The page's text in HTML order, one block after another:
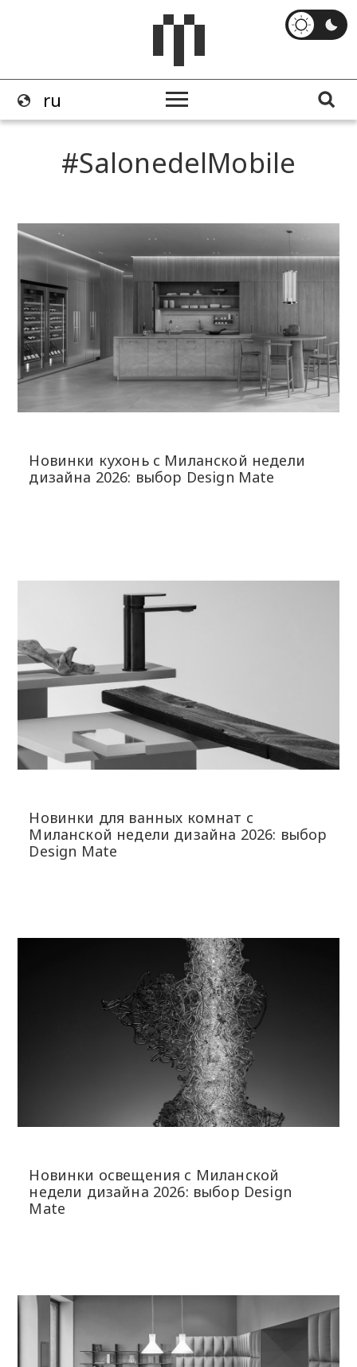
SalonedelMobile
Новинки кухонь с Миланской недели
дизайна 2026: выбор Design Mate
Новинки для ванных комнат с
Миланской недели дизайна 2026: выбор
Design Mate
Новинки освещения с Миланской
недели дизайна 2026: выбор Design
Mate